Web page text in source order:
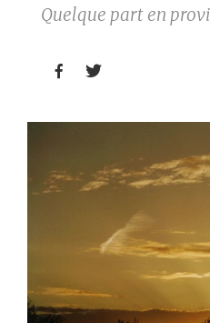
Quelque part en
 